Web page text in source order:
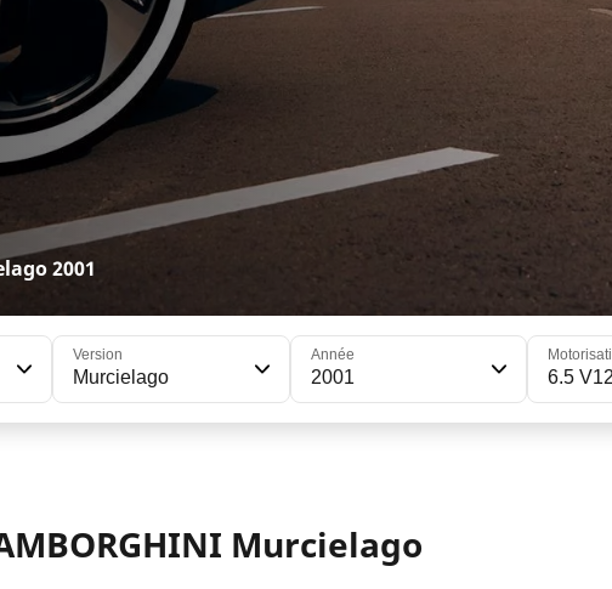
2001
Version
Murcielago
Année
2001 6.5
Murcielago